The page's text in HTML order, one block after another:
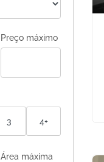
Preço máximo
3 4+
Área máxima